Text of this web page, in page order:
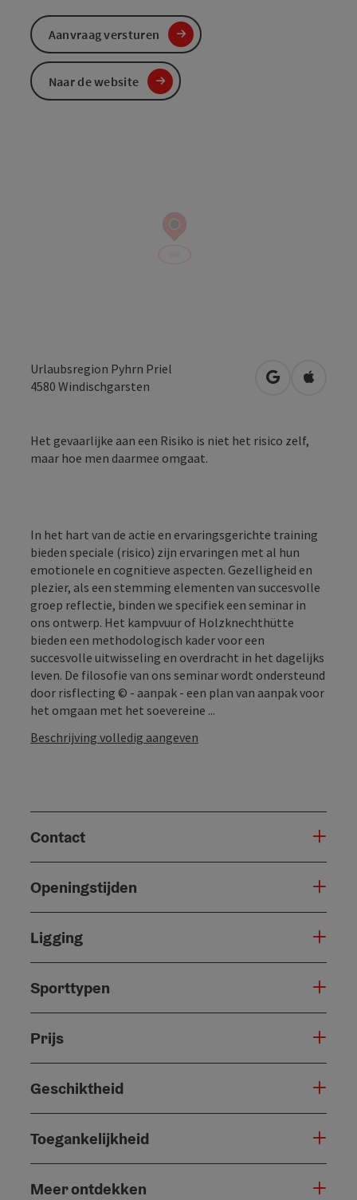
Urlaubsregion Pyhrn Priel
4580 Windischgarsten Openen in
Het gevaarlijke aan een Risiko is niet het risico zelf,
maar hoe men daarmee omgaat.
In het hart van de actie en ervaringsgerichte training
bieden speciale (risico) zijn ervaringen met al hun
emotionele en cognitieve aspecten. Gezelligheid en
plezier, als een stemming elementen van succesvolle
groep reflectie, binden we specifiek een seminar in
ons ontwerp. Het kampvuur of Holzknechthütte
bieden een methodologisch kader voor een
succesvolle uitwisseling en overdracht in het dagelijks
leven. De filosofie van ons seminar wordt ondersteund
door risflecting © - aanpak - een plan van aanpak voor
het omgaan met het soevereine ...
Beschrijving volledig aangeven
Contact
Openingstijden
Ligging
Sporttypen
Prijs
Geschiktheid
Toegankelijkheid
Meer ontdekken
Aanvraag versturen
Naar de website